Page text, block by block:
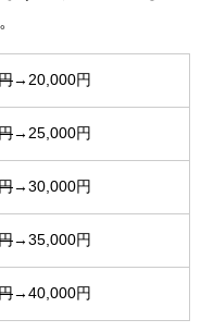
→20,000円
→25,000円
→30,000円
→35,000円
→40,000円